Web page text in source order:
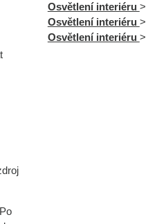
Osvětlení interiéru >
Osvětlení interiéru >
Osvětlení interiéru >